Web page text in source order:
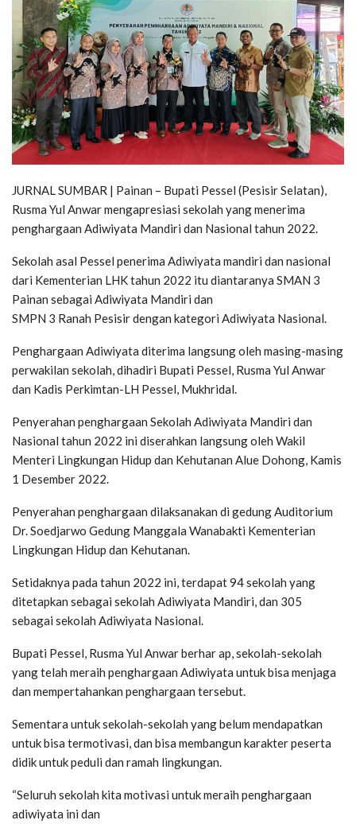
JURNAL SUMBAR | Painan – Bupati Pessel (Pesisir Selatan),
Rusma Yul Anwar mengapresiasi sekolah yang menerima
penghargaan Adiwiyata Mandiri dan Nasional tahun 2022.
Sekolah asal Pessel penerima Adiwiyata mandiri dan nasional
dari Kementerian LHK tahun 2022 itu diantaranya SMAN 3
Painan sebagai Adiwiyata Mandiri dan
SMPN 3 Ranah Pesisir dengan kategori Adiwiyata Nasional.
Penghargaan Adiwiyata diterima langsung oleh masing-masing
perwakilan sekolah, dihadiri Bupati Pessel, Rusma Yul Anwar
dan Kadis Perkimtan-LH Pessel, Mukhridal.
Penyerahan penghargaan Sekolah Adiwiyata Mandiri dan
Nasional tahun 2022 ini diserahkan langsung oleh Wakil
Menteri Lingkungan Hidup dan Kehutanan Alue Dohong, Kamis
1 Desember 2022.
Penyerahan penghargaan dilaksanakan di gedung Auditorium
Dr. Soedjarwo Gedung Manggala Wanabakti Kementerian
Lingkungan Hidup dan Kehutanan.
Setidaknya pada tahun 2022 ini, terdapat 94 sekolah yang
ditetapkan sebagai sekolah Adiwiyata Mandiri, dan 305
sebagai sekolah Adiwiyata Nasional.
Bupati Pessel, Rusma Yul Anwar berhar ap, sekolah-sekolah
yang telah meraih penghargaan Adiwiyata untuk bisa menjaga
dan mempertahankan penghargaan tersebut.
Sementara untuk sekolah-sekolah yang belum mendapatkan
untuk bisa termotivasi, dan bisa membangun karakter peserta
didik untuk peduli dan ramah lingkungan.
“Seluruh sekolah kita motivasi untuk meraih penghargaan
adiwiyata ini dan